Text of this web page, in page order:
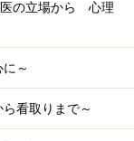
医の立場から 心理
～
看取りまで～